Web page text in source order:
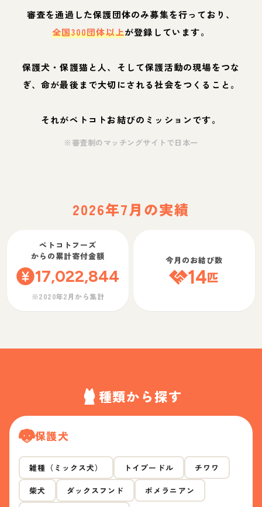
審査を通過した保護団体のみ募集を行っており、
全国300団体以上が登録しています。
保護犬・保護猫と人、そして保護活動の現場をつな
ぎ、命が最後まで大切にされる社会をつくること。
それがペトコトお結びのミッションです。
※審査制のマッチングサイトで日本一
2026年7月の実績
ペトコトフーズ
からの累計寄付金額
17,022,844
※2020年2月から集計
今月のお結び数
14匹
種類から探す
保護犬
雑種（ミックス犬） トイプードル チワワ
柴犬 ダックスフンド ポメラニアン